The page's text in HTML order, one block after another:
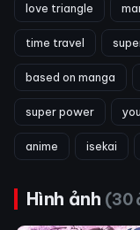
love triangle
time travel
based on manga
super power
anime isekai
Hình ảnh (30